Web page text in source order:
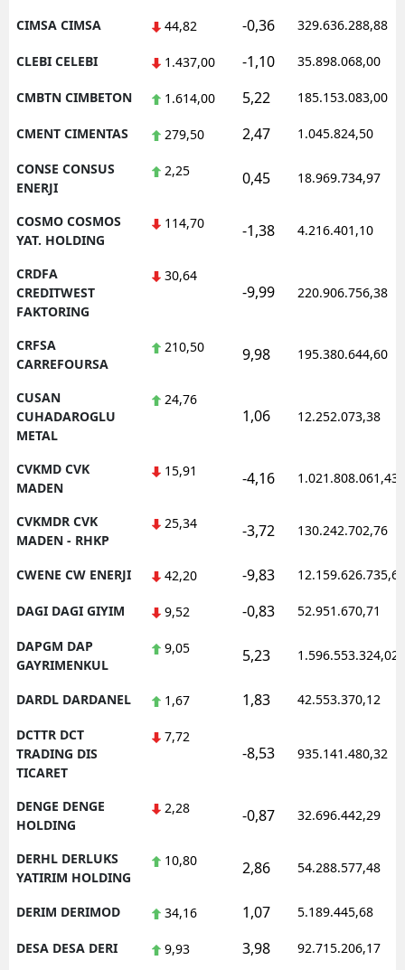
CIMSA CIMSA 44,82 -0,36 329.636.288,88
CLEBI CELEBI 1.437,00 -1,10 35.898.068,00
CMBTN CIMBETON 1.614,00 5,22 185.153.083,00
CMENT CIMENTAS 279,50 2,47 1.045.824,50
CONSE CONSUS
ENERJI
2,25 0,45 18.969.734,97
COSMO COSMOS
YAT. HOLDING
114,70 -1,38 4.216.401,10
CRDFA
CREDITWEST
FAKTORING
30,64
-9,99 220.906.756,38
CRFSA
CARREFOURSA
210,50 9,98 195.380.644,60
CUSAN
CUHADAROGLU
METAL
24,76
1,06 12.252.073,38
CVKMD CVK
MADEN
15,91 -4,16 1.021.808.061,43
CVKMDR CVK
MADEN - RHKP
25,34 -3,72 130.242.702,76
CWENE CW ENERJI 42,20 -9,83 12.159.626.735,62
DAGI DAGI GIYIM 9,52 -0,83 52.951.670,71
DAPGM DAP
GAYRIMENKUL
9,05 5,23 1.596.553.324,02
DARDL DARDANEL 1,67 1,83 42.553.370,12
DCTTR DCT
TRADING DIS
TICARET
7,72
-8,53 935.141.480,32
DENGE DENGE
HOLDING
2,28 -0,87 32.696.442,29
DERHL DERLUKS
YATIRIM HOLDING
10,80 2,86 54.288.577,48
DERIM DERIMOD 34,16 1,07 5.189.445,68
DESA DESA DERI 9,93 3,98 92.715.206,17